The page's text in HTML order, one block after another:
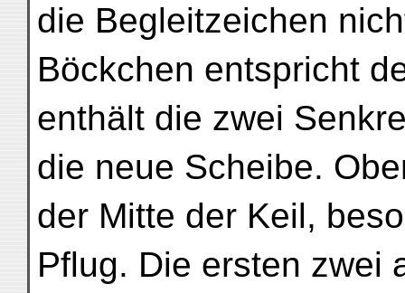
die Begleitzeichen
Böckchen entspricht
enthält die zwei
die neue Scheibe.
der Mitte der Keil,
Pflug. Die ersten zwei